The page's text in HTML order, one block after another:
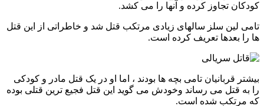
کودکان تجاوز کرده و آنها را می کشد.
تامی لین سلز سالهای زیادی مرتکب قتل شد و خاطراتی از این قتل
ها را بعدها تعریف کرده است.
بیشتر قربانیان تامی بچه ها بودند ، اما او در یک قتل مادر و کودکی
را به قتل می رساند وخودش می گوید این قتل فجیع ترین قتلی بوده
که مرتکب شده است.